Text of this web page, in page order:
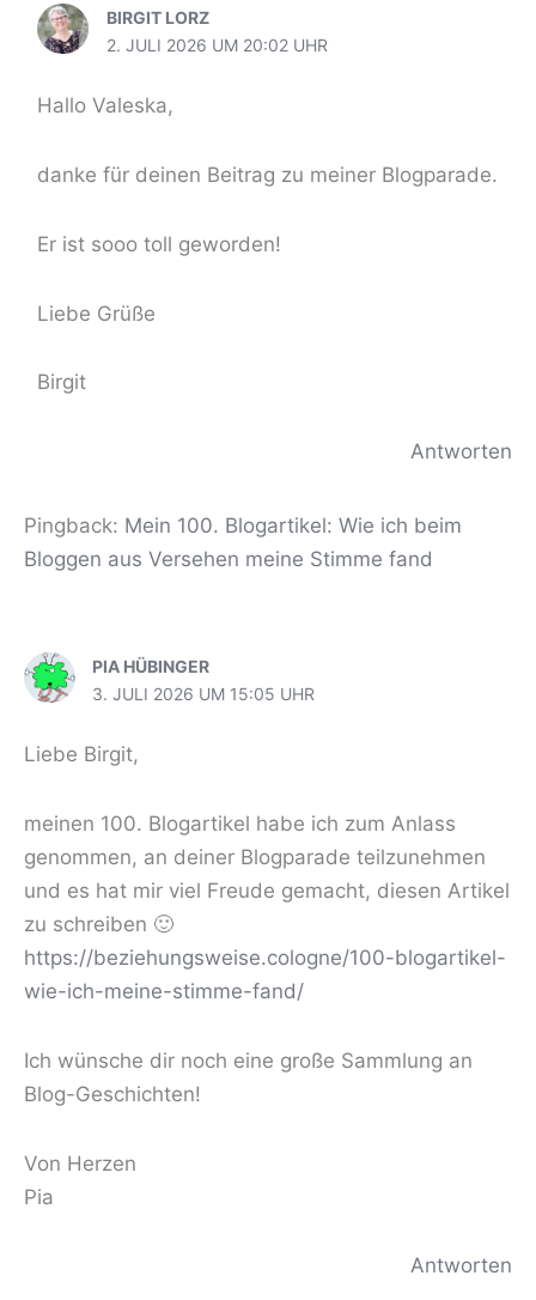
BIRGIT LORZ
2. JULI 2026 UM 20:02 UHR
Hallo Valeska,
danke für deinen Beitrag zu meiner Blogparade.
Er ist sooo toll geworden!
Liebe Grüße
Birgit
Antworten
Pingback: Mein 100. Blogartikel: Wie ich beim
Bloggen aus Versehen meine Stimme fand
PIA HÜBINGER
3. JULI 2026 UM 15:05 UHR
Liebe Birgit,
meinen 100. Blogartikel habe ich zum Anlass
genommen, an deiner Blogparade teilzunehmen
und es hat mir viel Freude gemacht, diesen Artikel
zu schreiben 🙂
https://beziehungsweise.cologne/100-blogartikel-
wie-ich-meine-stimme-fand/
Ich wünsche dir noch eine große Sammlung an
Blog-Geschichten!
Von Herzen
Pia
Antworten